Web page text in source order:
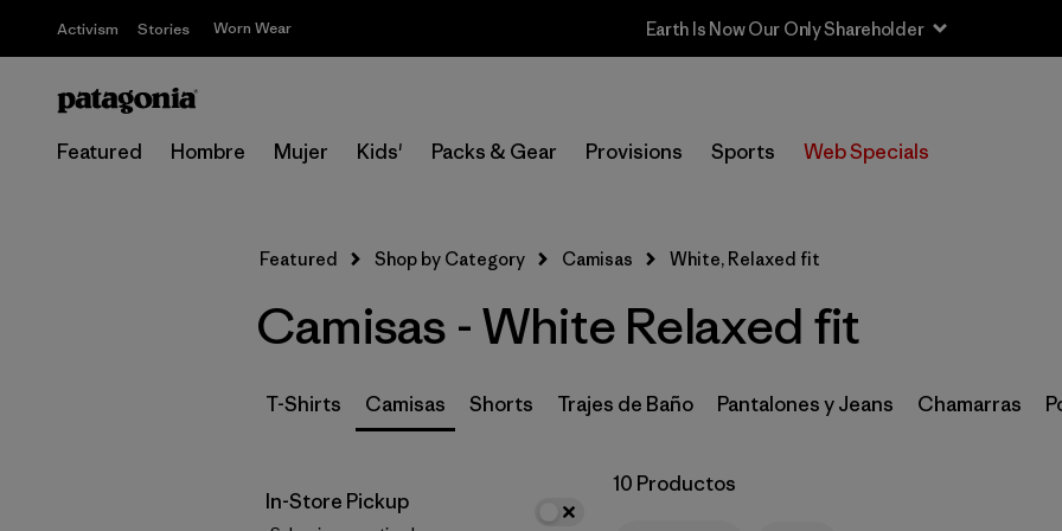
Activism Stories Worn Wear
Featured Hombre Mujer Kids' Packs & Gear Provisions Sports Web Specials
Selecciona una tienda
Filtrar por
Price
Filtrar por
Size
Filtrar por
Fit 1
Featured Shop by Category Camisas White, Relaxed fit
Camisas - White Relaxed fit
T-Shirts Camisas Shorts Trajes de Baño Pantalones y Jeans Chamarras
In-Store Pickup
10 Productos